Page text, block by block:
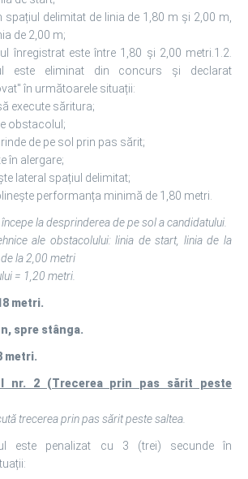
spațiul delimitat de linia de 1,80 m și 2,00 m,
de 2,00 m;
înregistrat este între 1,80 și 2,00 metri.1.2.
este eliminat din concurs și declarat
în următoarele situații:
execute săritura;
obstacolul;
de pe sol prin pas sărit;
în alergare;
lateral spațiul delimitat;
performanța minimă de 1,80 metri.
la desprinderea de pe sol a candidatului.
ale obstacolului: linia de start, linia de la
la 2,00 metri
= 1,20 metri.
metri.
spre stânga.
metri.
nr. 2 (Trecerea prin pas sărit peste
trecerea prin pas sărit peste saltea.
este penalizat cu 3 (trei) secunde în